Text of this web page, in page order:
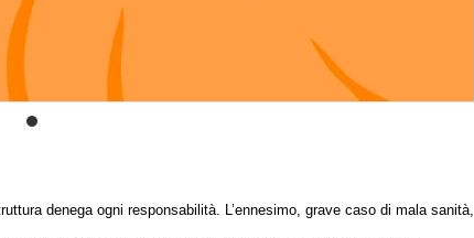
denega ogni responsabilità. L’ennesimo, grave caso di mala sanità,